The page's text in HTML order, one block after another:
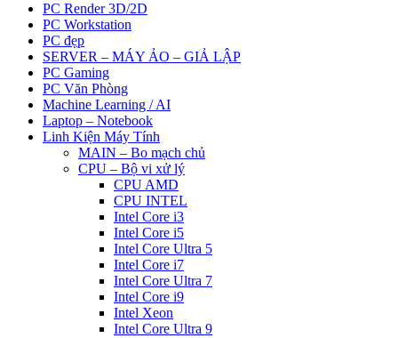
PC Render 3D/2D
PC Workstation
PC đẹp
SERVER – MÁY ẢO – GIẢ LẬP
PC Gaming
PC Văn Phòng
Machine Learning / AI
Laptop – Notebook
Linh Kiện Máy Tính
MAIN – Bo mạch chủ
CPU – Bộ vi xử lý
CPU AMD
CPU INTEL
Intel Core i3
Intel Core i5
Intel Core Ultra 5
Intel Core i7
Intel Core Ultra 7
Intel Core i9
Intel Xeon
Intel Core Ultra 9